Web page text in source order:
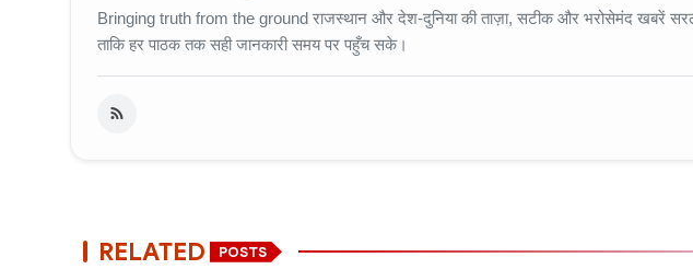
Bringing truth from the ground राजस्थान और देश-दुनिया की ताज़ा, सटीक और भरोसेमंद खबरें
ताकि हर पाठक तक सही जानकारी समय पर पहुँच सके।
RELATED POSTS